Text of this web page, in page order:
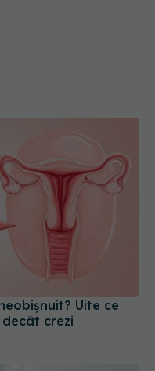
Uite ce
crezi